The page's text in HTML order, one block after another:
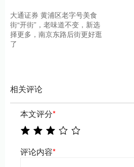
大通证券 黄浦区老字号美食
街“开街”，老味道不变，新选
择更多，南京东路后街更好逛
了
相关评论
本文评分*
评论内容*